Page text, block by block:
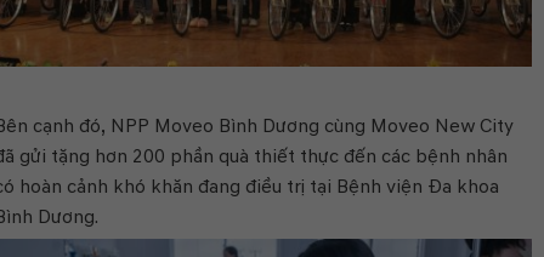
cạnh đó, NPP Moveo Bình Dương cùng Moveo New City
gửi tặng hơn 200 phần quà thiết thực đến các bệnh nhân
hoàn cảnh khó khăn đang điều trị tại Bệnh viện Đa khoa
Dương.